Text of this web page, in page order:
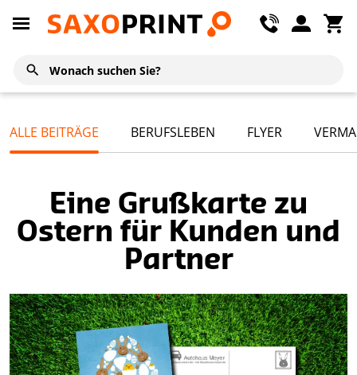
ALLE BEITRÄGE BERUFSLEBEN FLYER
Eine Grußkarte zu
Ostern für Kunden und
Partner